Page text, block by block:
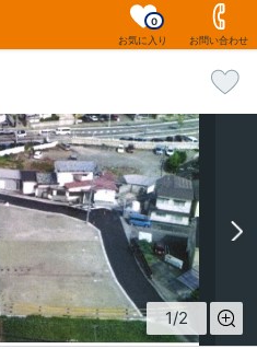
お気に入り
0
お問い合わせ
1/2